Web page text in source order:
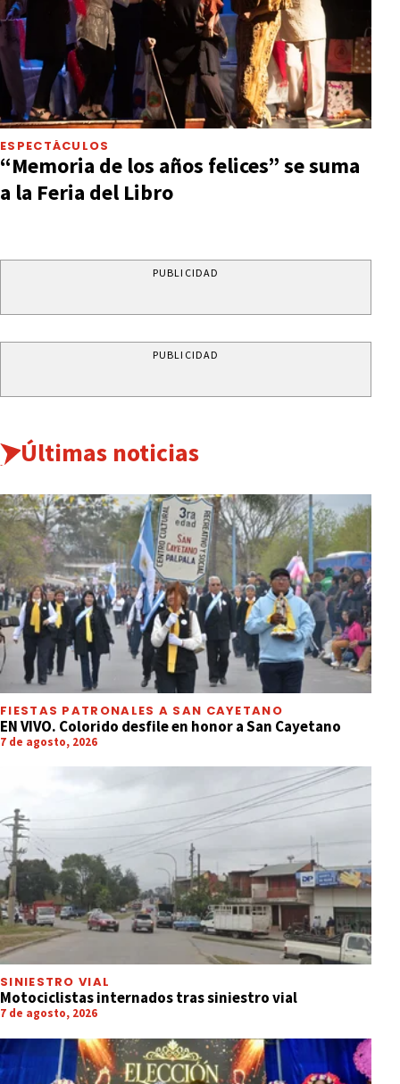
ESPECTÁCULOS
“Memoria de los años felices” se suma
a la Feria del Libro
PUBLICIDAD
PUBLICIDAD
Últimas noticias
FIESTAS PATRONALES A SAN CAYETANO
EN VIVO. Colorido desfile en honor a San Cayetano
7 de agosto, 2026
SINIESTRO VIAL
Motociclistas internados tras siniestro vial
7 de agosto, 2026